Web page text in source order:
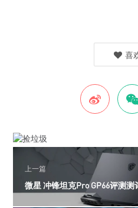
喜
上一篇
微星 冲锋坦克Pro GP66评测测